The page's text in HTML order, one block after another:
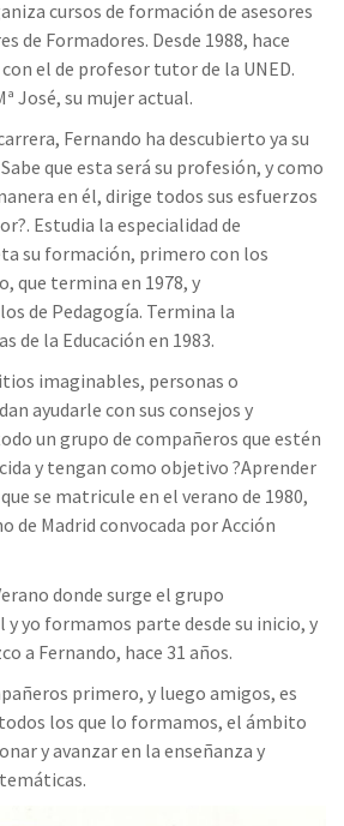
cursos de formación de asesores
de Formadores. Desde 1988, hace
el de profesor tutor de la UNED.
José, su mujer actual.
Fernando ha descubierto ya su
que esta será su profesión, y como
en él, dirige todos sus esfuerzos
Estudia la especialidad de
su formación, primero con los
que termina en 1978, y
de Pedagogía. Termina la
de la Educación en 1983.
imaginables, personas o
ayudarle con sus consejos y
un grupo de compañeros que estén
y tengan como objetivo ?Aprender
se matricule en el verano de 1980,
de Madrid convocada por Acción
donde surge el grupo
y yo formamos parte desde su inicio, y
a Fernando, hace 31 años.
primero, y luego amigos, es
los que lo formamos, el ámbito
y avanzar en la enseñanza y